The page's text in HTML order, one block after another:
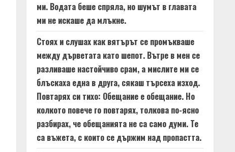
ми. Водата беше спряла, но шумът в главата
ми не искаше да млъкне.
Стоях и слушах как вятърът се промъкваше
между дърветата като шепот. Вътре в мен се
разливаше настойчиво срам, а мислите ми се
блъскаха една в друга, сякаш търсеха изход.
Повтарях си тихо: Обещание е обещание. Но
колкото повече го повтарях, толкова по-ясно
разбирах, че обещанията не са само думи. Те
са въжета, с които се държим над пропастта.